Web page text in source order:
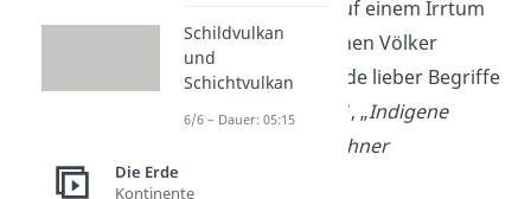
, da er auf einem Irrtum
basiert und alle indigenen Völker
pauschalisiert. Verwende lieber Begriffe
wie „Native Americans “, „Indigene
Ureinwohner
Nordamerikas
Schildvulkan
und
Schichtvulkan
6/6 – Dauer: 05:15
Die Erde
Kontinente